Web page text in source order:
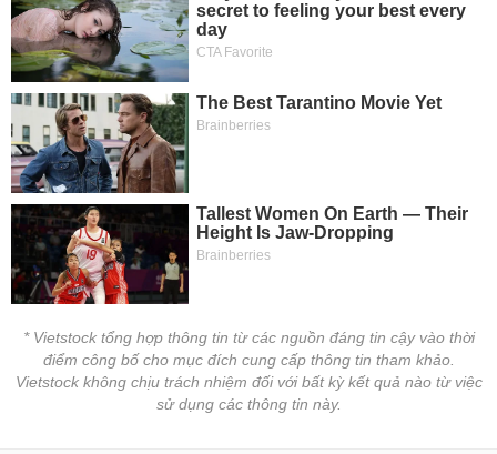
* Vietstock tổng hợp thông tin từ các nguồn đáng tin cậy vào thời
điểm công bố cho mục đích cung cấp thông tin tham khảo.
Vietstock không chịu trách nhiệm đối với bất kỳ kết quả nào từ việc
sử dụng các thông tin này.